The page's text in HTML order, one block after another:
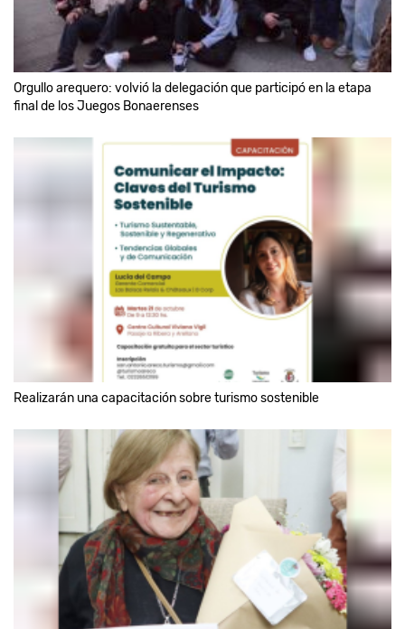
Orgullo arequero: volvió la delegación que participó en la etapa
final de los Juegos Bonaerenses
Realizarán una capacitación sobre turismo sostenible